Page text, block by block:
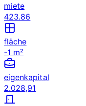
miete
423.86
fläche
-1 m²
eigenkapital
2.028,91